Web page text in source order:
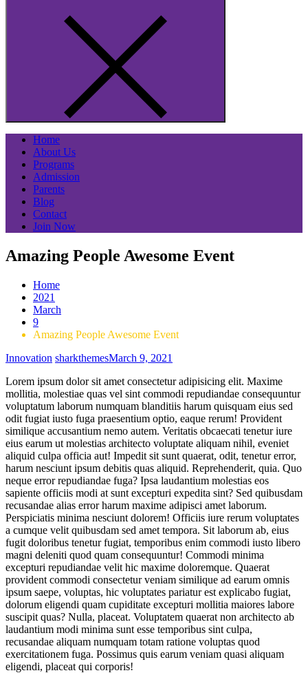
Home
About Us
Programs
Admission
Parents
Blog
Contact
Join Now
Amazing People Awesome Event
Home
2021
March
9
Amazing People Awesome Event
Innovation sharkthemesMarch 9, 2021
Lorem ipsum dolor sit amet consectetur adipisicing elit. Maxime
mollitia, molestiae quas vel sint commodi repudiandae consequuntur
voluptatum laborum numquam blanditiis harum quisquam eius sed
odit fugiat iusto fuga praesentium optio, eaque rerum! Provident
similique accusantium nemo autem. Veritatis obcaecati tenetur iure
eius earum ut molestias architecto voluptate aliquam nihil, eveniet
aliquid culpa officia aut! Impedit sit sunt quaerat, odit, tenetur error,
harum nesciunt ipsum debitis quas aliquid. Reprehenderit, quia. Quo
neque error repudiandae fuga? Ipsa laudantium molestias eos
sapiente officiis modi at sunt excepturi expedita sint? Sed quibusdam
recusandae alias error harum maxime adipisci amet laborum.
Perspiciatis minima nesciunt dolorem! Officiis iure rerum voluptates
a cumque velit quibusdam sed amet tempora. Sit laborum ab, eius
fugit doloribus tenetur fugiat, temporibus enim commodi iusto libero
magni deleniti quod quam consequuntur! Commodi minima
excepturi repudiandae velit hic maxime doloremque. Quaerat
provident commodi consectetur veniam similique ad earum omnis
ipsum saepe, voluptas, hic voluptates pariatur est explicabo fugiat,
dolorum eligendi quam cupiditate excepturi mollitia maiores labore
suscipit quas? Nulla, placeat. Voluptatem quaerat non architecto ab
laudantium modi minima sunt esse temporibus sint culpa,
recusandae aliquam numquam totam ratione voluptas quod
exercitationem fuga. Possimus quis earum veniam quasi aliquam
eligendi, placeat qui corporis!